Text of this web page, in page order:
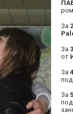
За
За
от
За
За